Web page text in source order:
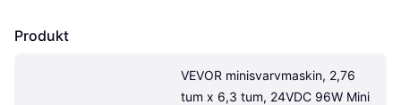
Produkt
VEVOR minisvarvmaskin, 2,76
tum x 6,3 tum, 24VDC 96W Mini